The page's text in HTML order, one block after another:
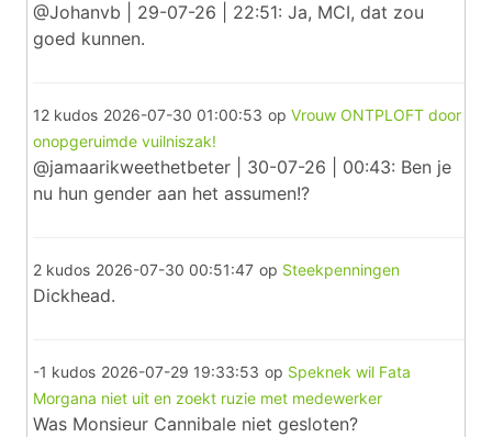
@Johanvb | 29-07-26 | 22:51: Ja, MCI, dat zou
goed kunnen.
12 kudos 2026-07-30 01:00:53 op Vrouw ONTPLOFT door
onopgeruimde vuilniszak!
@jamaarikweethetbeter | 30-07-26 | 00:43: Ben je
nu hun gender aan het assumen!?
2 kudos 2026-07-30 00:51:47 op Steekpenningen
Dickhead.
-1 kudos 2026-07-29 19:33:53 op Speknek wil Fata
Morgana niet uit en zoekt ruzie met medewerker
Was Monsieur Cannibale niet gesloten?